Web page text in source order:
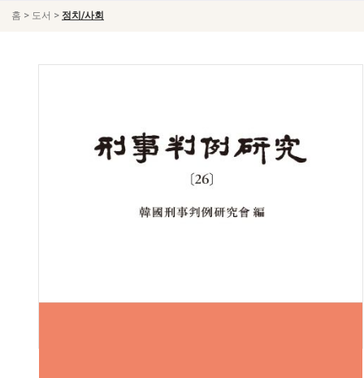
홈 > 도서 > 정치/사회